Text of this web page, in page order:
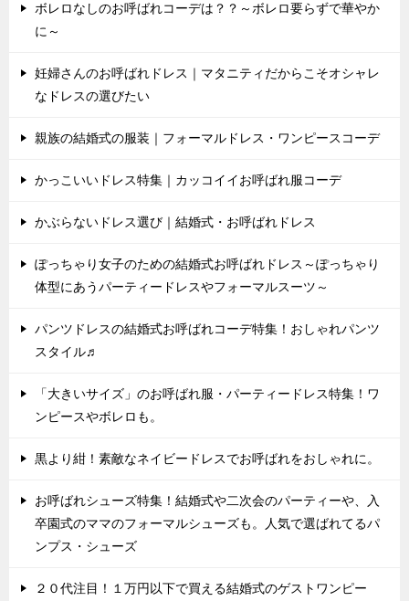
ボレロなしのお呼ばれコーデは？？～ボレロ要らずで華やか
に～
妊婦さんのお呼ばれドレス｜マタニティだからこそオシャレ
なドレスの選びたい
親族の結婚式の服装｜フォーマルドレス・ワンピースコーデ
かっこいいドレス特集｜カッコイイお呼ばれ服コーデ
かぶらないドレス選び｜結婚式・お呼ばれドレス
ぽっちゃり女子のための結婚式お呼ばれドレス～ぽっちゃり
体型にあうパーティードレスやフォーマルスーツ～
パンツドレスの結婚式お呼ばれコーデ特集！おしゃれパンツ
スタイル♬
「大きいサイズ」のお呼ばれ服・パーティードレス特集！ワ
ンピースやボレロも。
黒より紺！素敵なネイビードレスでお呼ばれをおしゃれに。
お呼ばれシューズ特集！結婚式や二次会のパーティーや、入
卒園式のママのフォーマルシューズも。人気で選ばれてるパ
ンプス・シューズ
２０代注目！１万円以下で買える結婚式のゲストワンピー